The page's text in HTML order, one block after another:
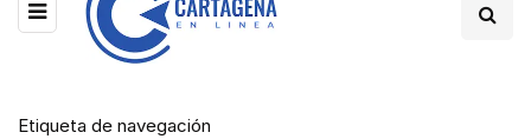
Etiqueta de navegación